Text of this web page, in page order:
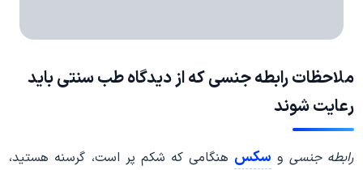
ملاحظات رابطه جنسی که از دیدگاه طب سنتی باید
رعایت شوند
رابطه جنسی و سکس هنگامی که شکم پر است، گرسنه هستید،